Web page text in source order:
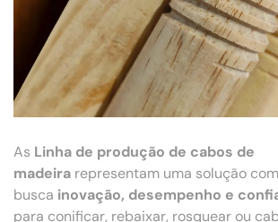
As Linha de produção de cabos de
madeira representam uma solução
busca inovação, desempenho e
para conificar, rebaixar, rosquear ou